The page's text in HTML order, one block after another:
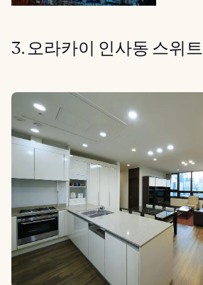
3. 오라카이 인사동 스위트